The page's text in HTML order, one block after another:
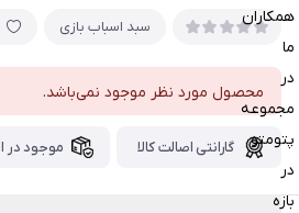
همکاران
ما
در
مجموعه
پتومتو
در
بازه
سبد اسباب بازی
محصول مورد نظر موجود نمی‌باشد.
گارانتی اصالت کالا موجود در